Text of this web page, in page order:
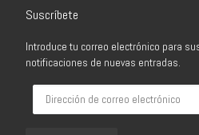
Suscríbete
Introduce tu correo electrónico para
notificaciones de nuevas entradas.